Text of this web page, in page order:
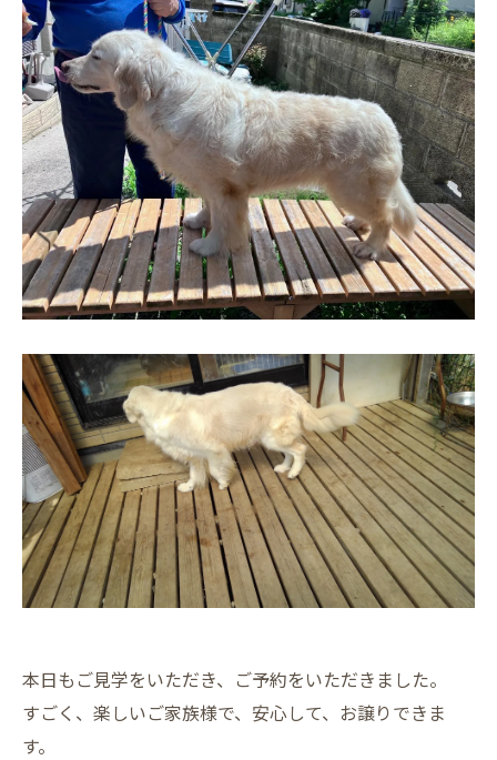
本日もご見学をいただき、ご予約をいただきました。
すごく、楽しいご家族様で、安心して、お譲りできま
す。